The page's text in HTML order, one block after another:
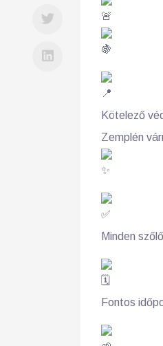
Kötelező
Zemplén
Minden
Fontos